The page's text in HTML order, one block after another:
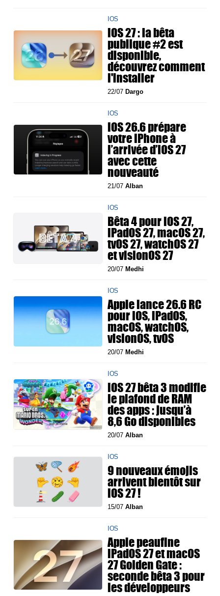
IOS
iOS 27 : la bêta
publique #2 est
disponible,
découvrez comment
l'installer
22/07 Dargo
IOS
iOS 26.6 prépare
votre iPhone à
l’arrivée d’iOS 27
avec cette
nouveauté
21/07Alban
IOS
Bêta 4 pour iOS 27,
iPadOS 27, macOS 27,
tvOS 27, watchOS 27
et visionOS 27
20/07 Medhi
IOS
Apple lance 26.6 RC
pour iOS, iPadOS,
macOS, watchOS,
visionOS, tvOS
20/07 Medhi
IOS
iOS 27 bêta 3 modifie
le plafond de RAM
des apps : jusqu’à
8,6 Go disponibles
20/07Alban
IOS
9 nouveaux émojis
arrivent bientôt sur
iOS 27 !
15/07Alban
IOS
Apple peaufine
iPadOS 27 et macOS
27 Golden Gate :
seconde bêta 3 pour
les développeurs